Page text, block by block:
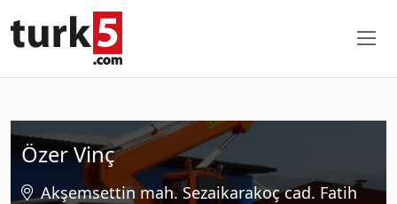
Özer Vinç
Akşemsettin mah. Sezaikarakoç cad. Fatih